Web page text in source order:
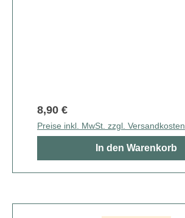
8,90 €
Preise inkl. MwSt. zzgl. Versandkosten
In den Warenkorb